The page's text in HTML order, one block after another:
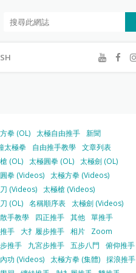
拳 (OL) 太極自由推手 新聞
太極拳
自由推手教學 文章列表
(OL) 太極圓拳 (OL) 太極劍 (OL)
拳 (Videos) 太極方拳 (Videos)
(Videos) 太極槍 (Videos)
(OL) 名稱順序表 太極劍 (Videos)
手教學
四正推手 其他 單推手
手 大扌履步推手 相片
Zoom
推手
九宮步推手 五步八門
俯仰推手
功 (Videos) 太極方拳 (集體) 採浪推手